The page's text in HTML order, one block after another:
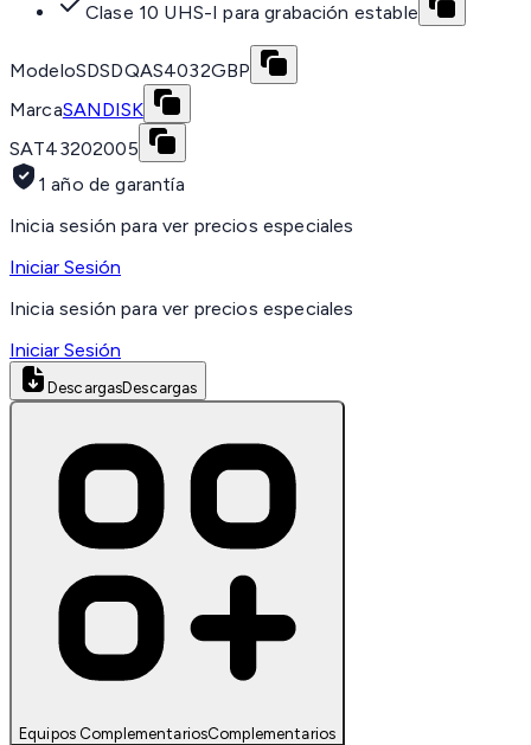
Clase 10 UHS-I para grabación estable
ModeloSDSDQAS4032GBP
MarcaSANDISK
SAT43202005
1 año de garantía
Inicia sesión para ver precios especiales
Iniciar Sesión
Inicia sesión para ver precios especiales
Iniciar Sesión
DescargasDescargas
Equipos ComplementariosComplementarios